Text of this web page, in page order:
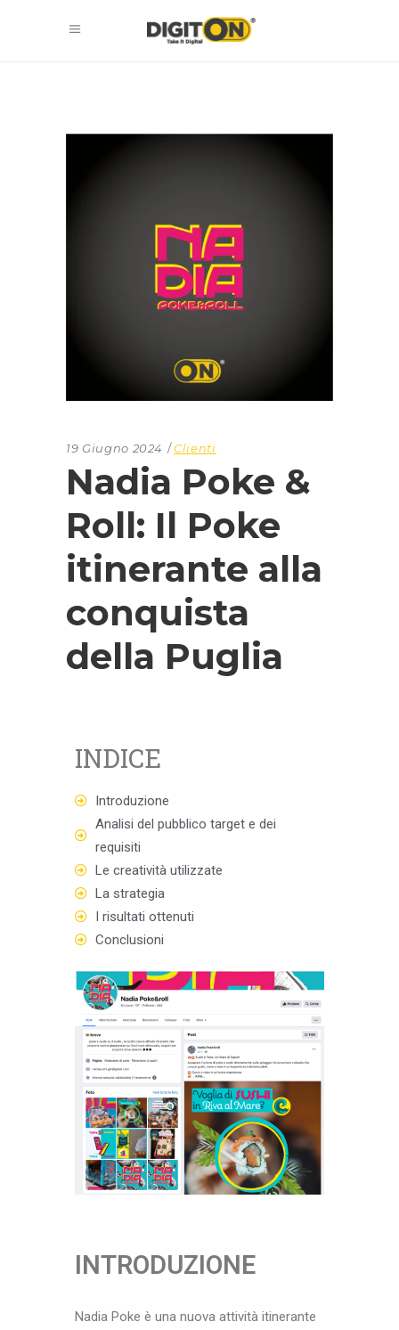
19 Giugno 2024 Clienti
Nadia Poke &
Roll: Il Poke
itinerante alla
conquista
della Puglia
INDICE
Introduzione
Analisi del pubblico target e dei
requisiti
Le creatività utilizzate
La strategia
I risultati ottenuti
Conclusioni
INTRODUZIONE
Nadia Poke è una nuova attività itinerante